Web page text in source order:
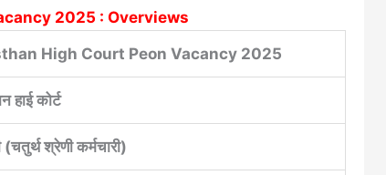
2025 : Overviews
High Court Peon Vacancy 2025
हाई कोर्ट
(चतुर्थ श्रेणी कर्मचारी)